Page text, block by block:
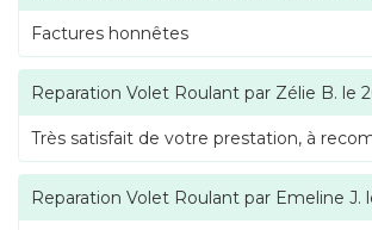
Factures honnêtes
Reparation Volet Roulant par Zélie B. le
Très satisfait de votre prestation, à
Reparation Volet Roulant par Emeline J.